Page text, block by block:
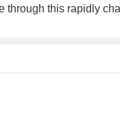
this rapidly